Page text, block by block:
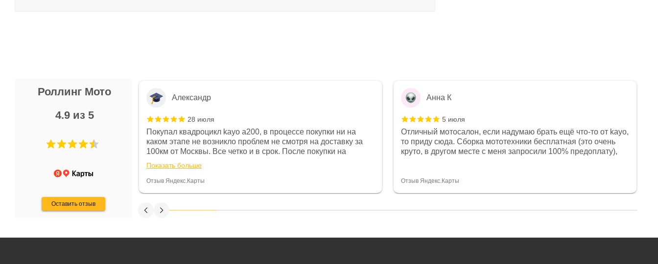
Роллинг Мото
4.9 из 5
Оставить отзыв
Не понравились условия
и дают только на год)
Александр
28 июля
Покупал квадроцикл kayo a200, в процессе покупки ни на
каком этапе не возникло проблем не смотря на доставку за
100км от Москвы. Все четко и в срок. После покупки на
спидометре всегда был 0, при этом представители магазина
постоянно были на связи и в итоге проблема была решена.
Считаю, что это говорит о небезразличии к клиенту после
Показать больше
Отзыв Яндекс.Карты
Анна К
5 июля
Отличный мотосалон, если надумаю брать ещё что-то от kayo,
то приду сюда. Сборка мототехники бесплатная (это очень
круто, в другом месте с меня запросили 100% предоплату),
спасибо отдельное, всегда на связи, очень детально всё
Отзыв Яндекс.Карты